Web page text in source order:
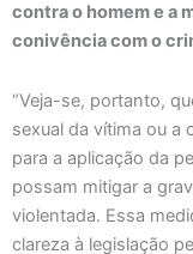
contra o homem e a
conivência com o
“Veja-se, portanto,
sexual da vítima ou a
para a aplicação da
possam mitigar a
violentada. Essa
clareza à legislação